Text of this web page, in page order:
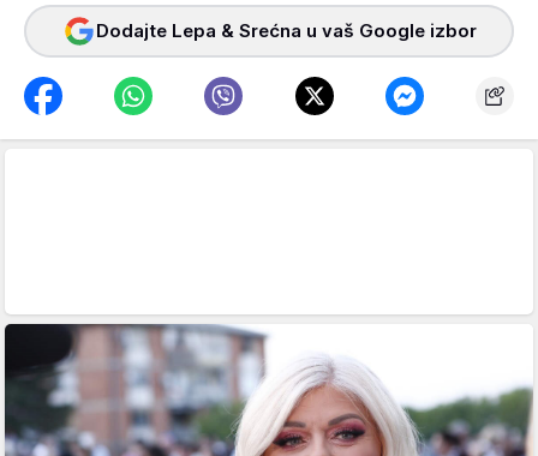
Dodajte Lepa & Srećna u vaš Google izbor